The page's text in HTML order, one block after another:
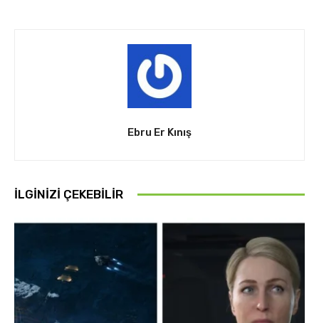
Ebru Er Kınış
İLGINIZI ÇEKEBILIR